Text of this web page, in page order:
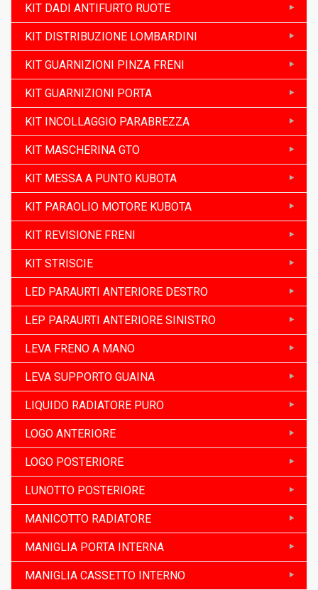
KIT DADI ANTIFURTO RUOTE
KIT DISTRIBUZIONE LOMBARDINI
KIT GUARNIZIONI PINZA FRENI
KIT GUARNIZIONI PORTA
KIT INCOLLAGGIO PARABREZZA
KIT MASCHERINA GTO
KIT MESSA A PUNTO KUBOTA
KIT PARAOLIO MOTORE KUBOTA
KIT REVISIONE FRENI
KIT STRISCIE
LED PARAURTI ANTERIORE DESTRO
LEP PARAURTI ANTERIORE SINISTRO
LEVA FRENO A MANO
LEVA SUPPORTO GUAINA
LIQUIDO RADIATORE PURO
LOGO ANTERIORE
LOGO POSTERIORE
LUNOTTO POSTERIORE
MANICOTTO RADIATORE
MANIGLIA PORTA INTERNA
MANIGLIA CASSETTO INTERNO